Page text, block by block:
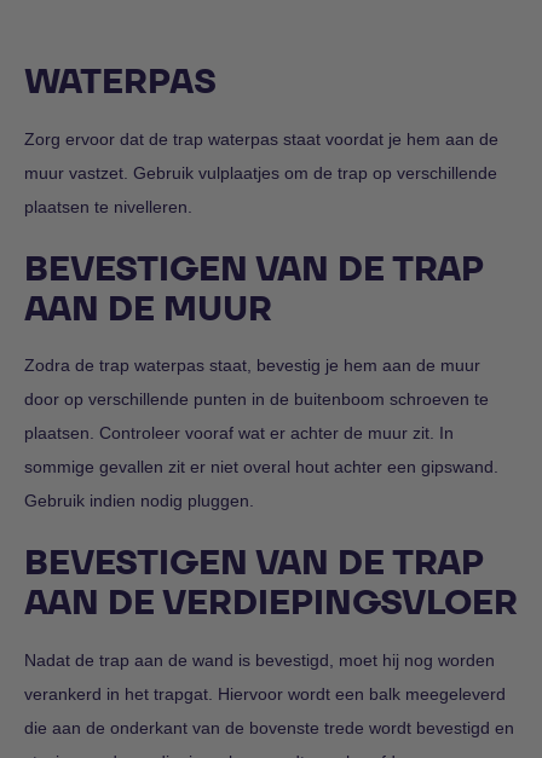
WATERPAS
Zorg ervoor dat de trap waterpas staat voordat je hem aan de
muur vastzet. Gebruik vulplaatjes om de trap op verschillende
plaatsen te nivelleren.
BEVESTIGEN VAN DE TRAP
AAN DE MUUR
Zodra de trap waterpas staat, bevestig je hem aan de muur
door op verschillende punten in de buitenboom schroeven te
plaatsen. Controleer vooraf wat er achter de muur zit. In
sommige gevallen zit er niet overal hout achter een gipswand.
Gebruik indien nodig pluggen.
BEVESTIGEN VAN DE TRAP
AAN DE VERDIEPINGSVLOER
Nadat de trap aan de wand is bevestigd, moet hij nog worden
verankerd in het trapgat. Hiervoor wordt een balk meegeleverd
die aan de onderkant van de bovenste trede wordt bevestigd en